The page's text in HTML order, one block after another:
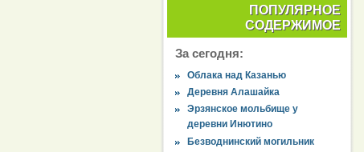
ПОПУЛЯРНОЕ
СОДЕРЖИМОЕ
За сегодня:
Облака над Казанью
Деревня Алашайка
Эрзянское мольбище у
деревни Инютино
Безводнинский могильник